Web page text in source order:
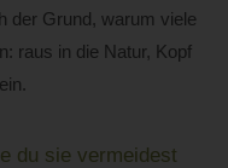
der Grund, warum viele
raus in die Natur, Kopf
du sie vermeidest